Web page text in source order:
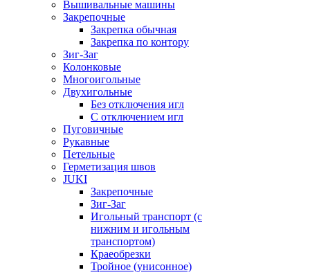
Вышивальные машины
Закрепочные
Закрепка обычная
Закрепка по контору
Зиг-Заг
Колонковые
Многоигольные
Двухигольные
Без отключения игл
С отключением игл
Пуговичные
Рукавные
Петельные
Герметизация швов
JUKI
Закрепочные
Зиг-Заг
Игольный транспорт (с
нижним и игольным
транспортом)
Краеобрезки
Тройное (унисонное)